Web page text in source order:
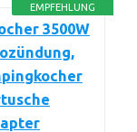
EMPFEHLUNG
3500W